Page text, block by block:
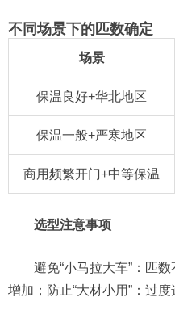
不同场景下的匹数确定
场景
保温良好+华北地区
保温一般+严寒地区
商用频繁开门+中等保温
选型注意事项
避免“小马拉大车”：匹
增加；防止“大材小用”：过